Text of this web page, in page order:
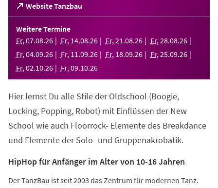
Website Tanzbau
(Öffnet
in
einem
neuen
Tab)
Weitere Termine
Fr, 07.08.26 Fr, 14.08.26 Fr, 21 .08.26 Fr, 28.08.26
Fr, 04.09.26 Fr, 11 .09.26 Fr, 18.09.26 Fr, 25.09.26
Fr, 02.10.26 Fr, 09.10.26
Hier lernst Du alle Stile der Oldschool (Boogie,
Locking, Popping, Robot) mit Einflüssen der New
School wie auch Floorrock- Elemente des Breakdance
und Elemente der Solo- und Gruppenakrobatik.
HipHop für Anfänger im Alter von 10-16 Jahren
Der TanzBau ist seit 2003 das Zentrum für modernen Tanz.